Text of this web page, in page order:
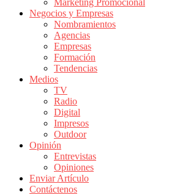
Marketing
Noticias
Actualidad
Mercadeo
Colombia
Revistas
Actualidad
Marketing Promocional
Negocios y Empresas
Nombramientos
Agencias
Empresas
Formación
Tendencias
Medios
TV
Radio
Digital
Impresos
Outdoor
Opinión
Entrevistas
Opiniones
Enviar Artículo
Contáctenos